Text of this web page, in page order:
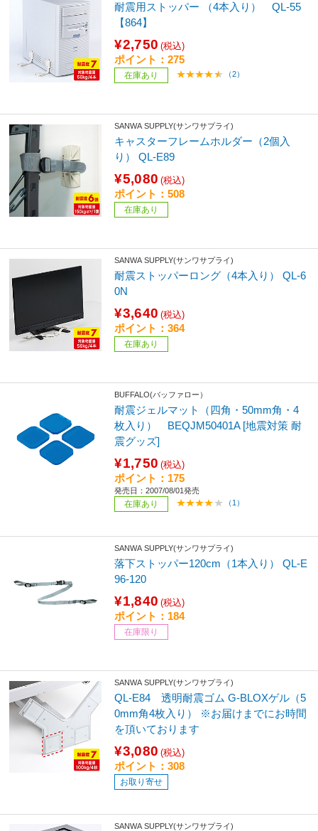
耐震用ストッパー （4本入り） QL-55
【864】
¥2,750 (税込)
ポイント：275
在庫あり （2）
SANWA SUPPLY(サンワサプライ)
キャスターフレームホルダー（2個入
り） QL-E89
¥5,080 (税込)
ポイント：508
在庫あり
SANWA SUPPLY(サンワサプライ)
耐震ストッパーロング（4本入り） QL-6
0N
¥3,640 (税込)
ポイント：364
在庫あり
BUFFALO(バッファロー）
耐震ジェルマット（四角・50mm角・4
枚入り） BEQJM50401A [地震対策 耐
震グッズ]
¥1,750 (税込)
ポイント：175
発売日：2007/08/01発売
在庫あり （1）
SANWA SUPPLY(サンワサプライ)
落下ストッパー120cm（1本入り） QL-E
96-120
¥1,840 (税込)
ポイント：184
在庫限り
SANWA SUPPLY(サンワサプライ)
QL-E84 透明耐震ゴム G-BLOXゲル（5
0mm角4枚入り） ※お届けまでにお時間
を頂いております
¥3,080 (税込)
ポイント：308
お取り寄せ
SANWA SUPPLY(サンワサプライ)